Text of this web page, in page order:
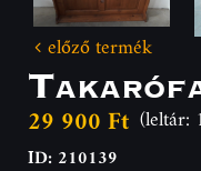
előző termék
29 900 Ft (leltár:
ID: 210139